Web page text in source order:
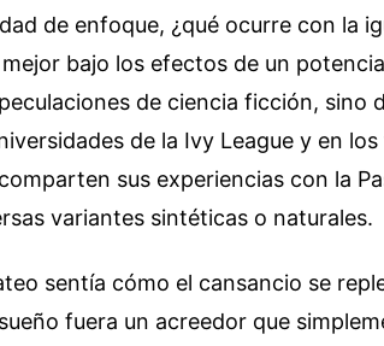
de enfoque, ¿qué ocurre con la
bajo los efectos de un
de ciencia ficción, sino
de la Ivy League y en
sus experiencias con la
variantes sintéticas o naturales.
sentía cómo el cansancio se
fuera un acreedor que